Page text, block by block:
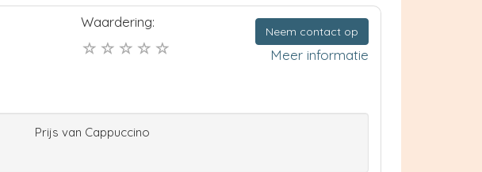
Waardering:
Neem contact op
Meer informatie
Prijs van Cappuccino